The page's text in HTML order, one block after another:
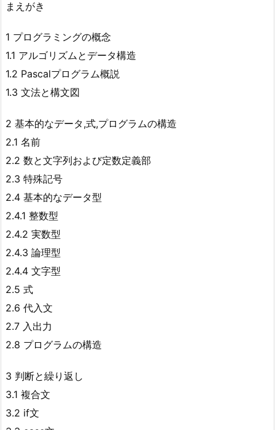
まえがき
1 プログラミングの概念
1.1 アルゴリズムとデータ構造
1.2 Pascalプログラム概説
1.3 文法と構文図
2 基本的なデータ,式,プログラムの構造
2.1 名前
2.2 数と文字列および定数定義部
2.3 特殊記号
2.4 基本的なデータ型
2.4.1 整数型
2.4.2 実数型
2.4.3 論理型
2.4.4 文字型
2.5 式
2.6 代入文
2.7 入出力
2.8 プログラムの構造
3 判断と繰り返し
3.1 複合文
3.2 if文